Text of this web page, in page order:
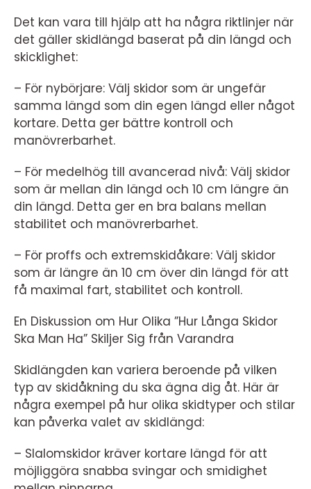
Det kan vara till hjälp att ha några riktlinjer när
det gäller skidlängd baserat på din längd och
skicklighet:
– För nybörjare: Välj skidor som är ungefär
samma längd som din egen längd eller något
kortare. Detta ger bättre kontroll och
manövrerbarhet.
– För medelhög till avancerad nivå: Välj skidor
som är mellan din längd och 10 cm längre än
din längd. Detta ger en bra balans mellan
stabilitet och manövrerbarhet.
– För proffs och extremskidåkare: Välj skidor
som är längre än 10 cm över din längd för att
få maximal fart, stabilitet och kontroll.
En Diskussion om Hur Olika ”Hur Långa Skidor
Ska Man Ha” Skiljer Sig från Varandra
Skidlängden kan variera beroende på vilken
typ av skidåkning du ska ägna dig åt. Här är
några exempel på hur olika skidtyper och stilar
kan påverka valet av skidlängd:
– Slalomskidor kräver kortare längd för att
möjliggöra snabba svingar och smidighet